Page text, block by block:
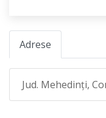
Adrese
Jud. Mehedinţi,